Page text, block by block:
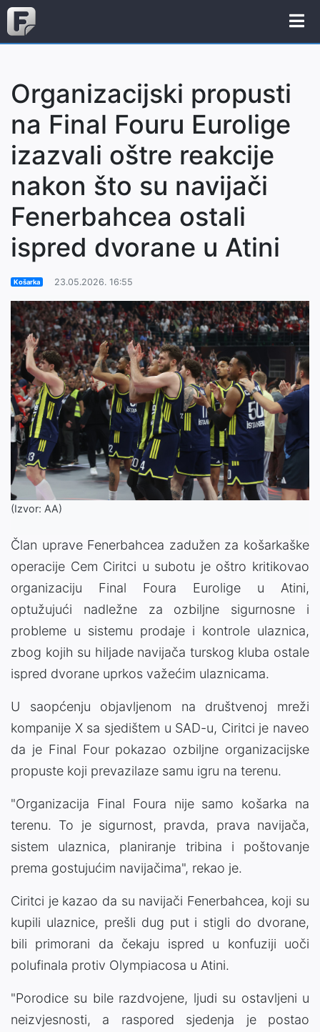
Organizacijski propusti
na Final Fouru Eurolige
izazvali oštre reakcije
nakon što su navijači
Fenerbahcea ostali
ispred dvorane u Atini
Košarka 23.05.2026. 16:55
(Izvor: AA)
Član uprave Fenerbahcea zadužen za košarkaške
operacije Cem Ciritci u subotu je oštro kritikovao
organizaciju Final Foura Eurolige u Atini,
optužujući nadležne za ozbiljne sigurnosne i
probleme u sistemu prodaje i kontrole ulaznica,
zbog kojih su hiljade navijača turskog kluba ostale
ispred dvorane uprkos važećim ulaznicama.
U saopćenju objavljenom na društvenoj mreži
kompanije X sa sjedištem u SAD-u, Ciritci je naveo
da je Final Four pokazao ozbiljne organizacijske
propuste koji prevazilaze samu igru na terenu.
"Organizacija Final Foura nije samo košarka na
terenu. To je sigurnost, pravda, prava navijača,
sistem ulaznica, planiranje tribina i poštovanje
prema gostujućim navijačima", rekao je.
Ciritci je kazao da su navijači Fenerbahcea, koji su
kupili ulaznice, prešli dug put i stigli do dvorane,
bili primorani da čekaju ispred u konfuziji uoči
polufinala protiv Olympiacosa u Atini.
"Porodice su bile razdvojene, ljudi su ostavljeni u
neizvjesnosti, a raspored sjedenja je postao